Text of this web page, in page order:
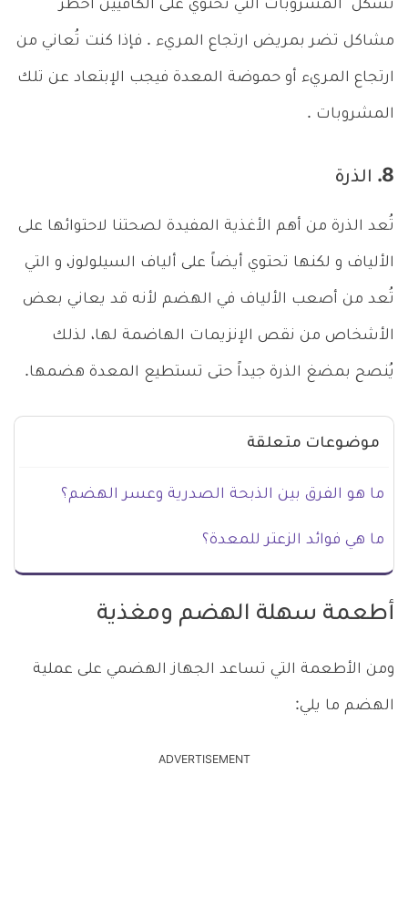
تُشكل المشروبات التي تحتوي على الكافيين أخطر
مشاكل تضر بمريض ارتجاع المريء . فإذا كنت تُعاني من
ارتجاع المريء أو حموضة المعدة فيجب الإبتعاد عن تلك
المشروبات .
8. الذرة
تُعد الذرة من أهم الأغذية المفيدة لصحتنا لاحتوائها على
الألياف و لكنها تحتوي أيضاً على ألياف السيلولوز، و التي
تُعد من أصعب الألياف في الهضم لأنه قد يعاني بعض
الأشخاص من نقص الإنزيمات الهاضمة لها، لذلك
يُنصح بمضغ الذرة جيداً حتى تستطيع المعدة هضمها.
موضوعات متعلقة
ما هو الفرق بين الذبحة الصدرية وعسر الهضم؟
ما هي فوائد الزعتر للمعدة؟
أطعمة سهلة الهضم ومغذية
ومن الأطعمة التي تساعد الجهاز الهضمي على عملية
الهضم ما يلي:
ADVERTISEMENT